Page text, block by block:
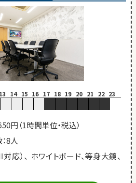
13 14 15 16 17 18 19 20 21 22 23
円（1時間単位・税込）
8人
応）、 ホワイトボード、等身大鏡、